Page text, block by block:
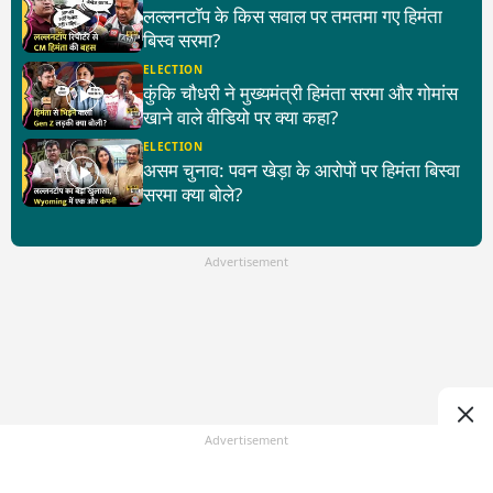
लल्लनटॉप के किस सवाल पर तमतमा गए हिमंता
बिस्व सरमा?
ELECTION
कुंकि चौधरी ने मुख्यमंत्री हिमंता सरमा और गोमांस
खाने वाले वीडियो पर क्या कहा?
ELECTION
असम चुनाव: पवन खेड़ा के आरोपों पर हिमंता बिस्वा
सरमा क्या बोले?
Advertisement
Advertisement